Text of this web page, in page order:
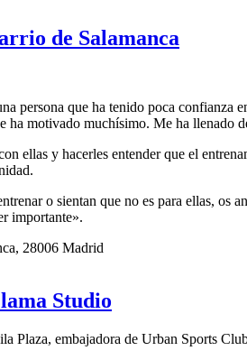
de Salamanca
persona que ha tenido poca confianza
motivado muchísimo. Me ha llenado
ellas y hacerles entender que el
o sientan que no es para ellas,
importante».
28006 Madrid
Studio